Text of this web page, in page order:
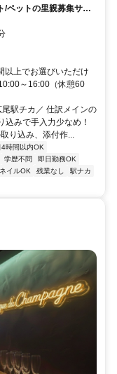
/ペットの里親募集サイ
分
以上でお選びいただけ
～16:00（休憩60
駅チカ／ 仕訳メインの
みで手入力少なめ！
り込み、添付作...
4時間以内OK
学歴不問
即日勤務OK
ネイルOK 残業なし
駅ナカ